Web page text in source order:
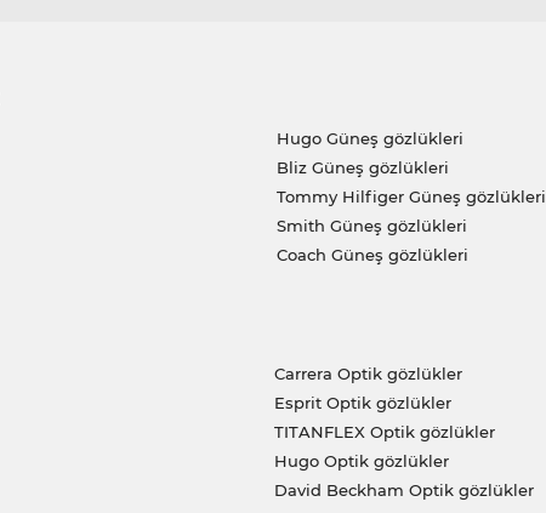
Hugo Güneş gözlükleri
Bliz Güneş gözlükleri
Tommy Hilfiger Güneş gözlükleri
Smith Güneş gözlükleri
Coach Güneş gözlükleri
Carrera Optik gözlükler
Esprit Optik gözlükler
TITANFLEX Optik gözlükler
Hugo Optik gözlükler
David Beckham Optik gözlükler